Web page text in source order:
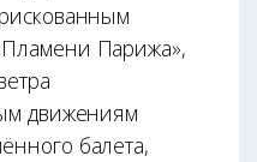
Парижа»,
движениям
балета,